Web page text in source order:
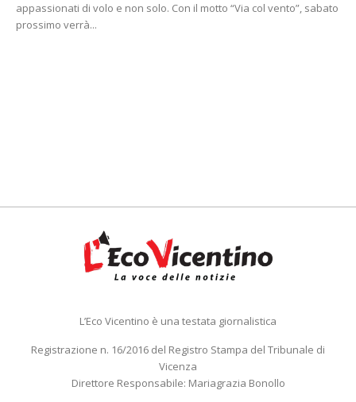
appassionati di volo e non solo. Con il motto “Via col vento”, sabato
prossimo verrà...
L’Eco Vicentino è una testata giornalistica
Registrazione n. 16/2016 del Registro Stampa del Tribunale di
Vicenza
Direttore Responsabile: Mariagrazia Bonollo